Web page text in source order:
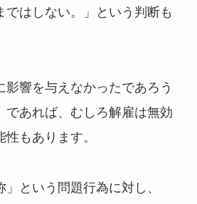
ではしない。」という判断も
影響を与えなかったであろう
であれば、むしろ解雇は無効
もあります。
」という問題行為に対し、